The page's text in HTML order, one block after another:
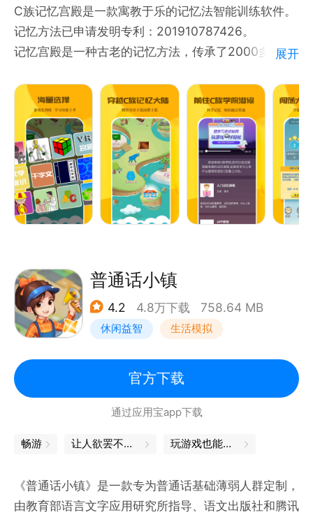
C族记忆宫殿是一款寓教于乐的记忆法智能训练软件。
记忆方法已申请发明专利：201910787426。
记忆宫殿是一种古老的记忆方法，传承了2000多年，
任务让自学变得轻松。
适合人群：
六岁以下：APP的故事联想、出图训练、心象训练训练
逻辑思路图像能力，从而开发大脑潜能，这个年龄段没
有耐心需要家长陪同，亲子训练效果更佳。
六岁以上学生人群：APP有必背诗词、文学常识、魔方
盲拧、经典文学、成语、歇后语约100个项目左右，可
六岁以上竞技人群：APP的数字编码通过AI生成故事，
这里使用了固定动作，APP中有千桩大厦，拥有1000
个地点桩，心象训练项目可以训练联结，记忆比赛可以
训练记忆大师十大考试项目。
财经、大学英语四级、研究生六级单词……可以参考学
习考试知识点的记忆方式。
60岁以上人群：APP有圆周率，编好的故事学习起来
展开
普通话小镇
4.2 4.8万下载 758.64 MB
休闲益智 生活模拟
官方下载
通过应用宝app下载
畅游 让人欲罢不能的城市经营游戏 玩游戏也能学到知识，轻松掌握知识点
《普通话小镇》是一款专为普通话基础薄弱人群定制，
由教育部语言文字应用研究所指导、语文出版社和腾讯